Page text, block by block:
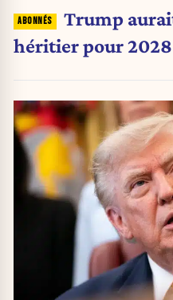
Trump
héritier pour 2028